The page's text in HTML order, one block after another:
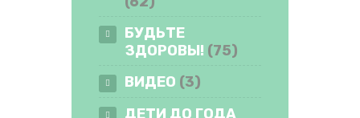
БУДЬТЕ
ЗДОРОВЫ! (75)
ВИДЕО (3)
ДЕТИ ДО ГОДА